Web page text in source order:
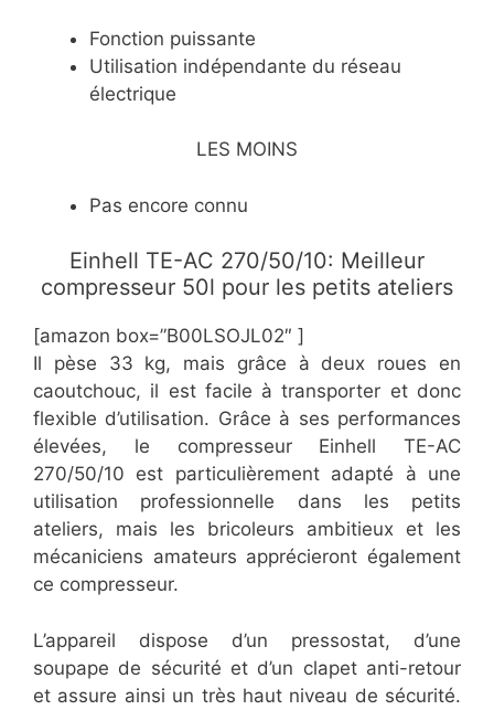
Fonction puissante
Utilisation indépendante du réseau
électrique
LES MOINS
Pas encore connu
Einhell TE-AC 270/50/10: Meilleur
compresseur 50l pour les petits ateliers
[amazon box=”B00LSOJL02″ ]
Il pèse 33 kg, mais grâce à deux roues en
caoutchouc, il est facile à transporter et donc
flexible d’utilisation. Grâce à ses performances
élevées, le compresseur Einhell TE-AC
270/50/10 est particulièrement adapté à une
utilisation professionnelle dans les petits
ateliers, mais les bricoleurs ambitieux et les
mécaniciens amateurs apprécieront également
ce compresseur.
L’appareil dispose d’un pressostat, d’une
soupape de sécurité et d’un clapet anti-retour
et assure ainsi un très haut niveau de sécurité.